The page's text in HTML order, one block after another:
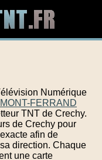
Numérique
FERRAND
TNT de Crechy.
de Crechy pour
afin de
direction. Chaque
une carte